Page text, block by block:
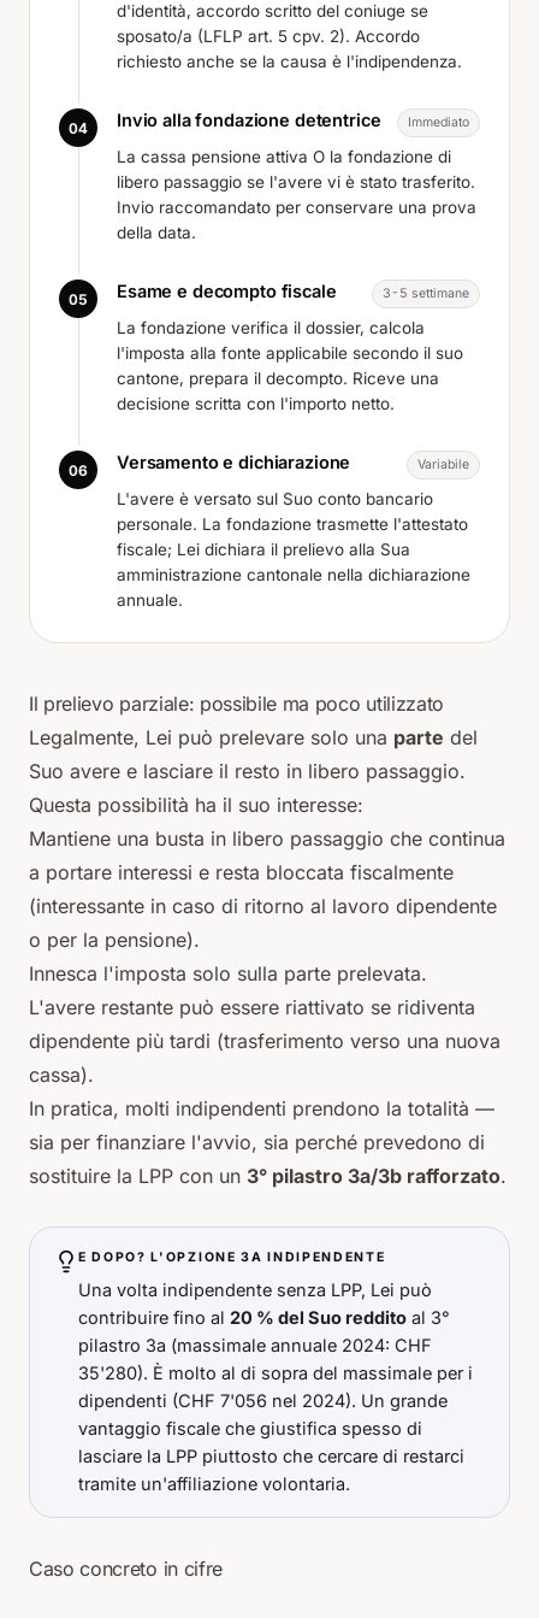
d'identità, accordo scritto del coniuge se
sposato/a (LFLP art. 5 cpv. 2). Accordo
richiesto anche se la causa è l'indipendenza.
04 Invio alla fondazione detentrice Immediato
La cassa pensione attiva O la fondazione di
libero passaggio se l'avere vi è stato trasferito.
Invio raccomandato per conservare una prova
della data.
05 Esame e decompto fiscale 3-5 settimane
La fondazione verifica il dossier, calcola
l'imposta alla fonte applicabile secondo il suo
cantone, prepara il decompto. Riceve una
decisione scritta con l'importo netto.
06 Versamento e dichiarazione Variabile
L'avere è versato sul Suo conto bancario
personale. La fondazione trasmette l'attestato
fiscale; Lei dichiara il prelievo alla Sua
amministrazione cantonale nella dichiarazione
annuale.
Il prelievo parziale: possibile ma poco utilizzato
Legalmente, Lei può prelevare solo una parte del
Suo avere e lasciare il resto in libero passaggio.
Questa possibilità ha il suo interesse:
Mantiene una busta in libero passaggio che continua
a portare interessi e resta bloccata fiscalmente
(interessante in caso di ritorno al lavoro dipendente
o per la pensione).
Innesca l'imposta solo sulla parte prelevata.
L'avere restante può essere riattivato se ridiventa
dipendente più tardi (trasferimento verso una nuova
cassa).
In pratica, molti indipendenti prendono la totalità —
sia per finanziare l'avvio, sia perché prevedono di
sostituire la LPP con un 3° pilastro 3a/3b rafforzato.
E DOPO? L'OPZIONE 3A INDIPENDENTE
Una volta indipendente senza LPP, Lei può
contribuire fino al 20 % del Suo reddito al 3°
pilastro 3a (massimale annuale 2024: CHF
35'280). È molto al di sopra del massimale per i
dipendenti (CHF 7'056 nel 2024). Un grande
vantaggio fiscale che giustifica spesso di
lasciare la LPP piuttosto che cercare di restarci
tramite un'affiliazione volontaria.
Caso concreto in cifre